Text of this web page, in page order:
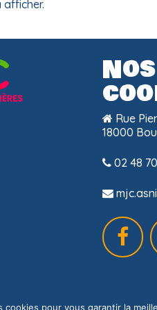
afficher.
Nos
Rue
18000
02 48
cookies pour vous garantir la